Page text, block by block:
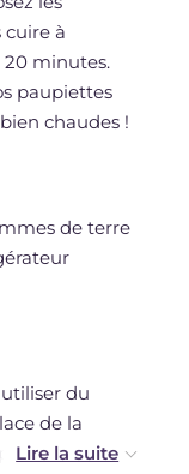
cuire à
minutes.
paupiettes
chaudes !
de terre
du
de la
quel